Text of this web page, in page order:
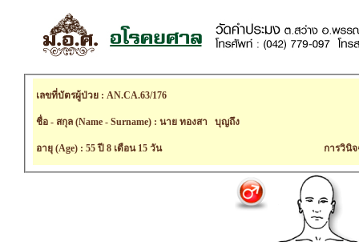
เลขที่บัตรผู้ป่วย : AN.CA.63/176
ชื่อ - สกุล (Name - Surname) : นาย ทองสา บุญถึง
อายุ (Age) : 55 ปี 8 เดือน 15 วัน การวินิ